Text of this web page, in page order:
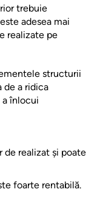
trebuie
adesea mai
realizate pe
structurii
de a ridica
a înlocui
de realizat și poate
foarte rentabilă.